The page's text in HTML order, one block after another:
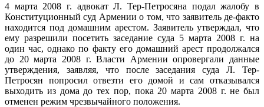
4 марта 2008 г. адвокат Л. Тер-Петросяна подал жалобу в
Конституционный суд Армении о том, что заявитель де-факто
находится под домашним арестом. Заявитель утверждал, что
ему разрешили посетить заседание суда 5 марта 2008 г. на
один час, однако по факту его домашний арест продолжался
до 20 марта 2008 г. Власти Армении опровергали данные
утверждения, заявляя, что после заседания суда Л. Тер-
Петросян попросил отвезти его домой и сам отказывался
выходить из дома до тех пор, пока 20 марта 2008 г. не был
отменен режим чрезвычайного положения.